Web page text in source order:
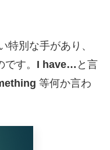
特別な手があり、
す。 I have… と言
等何か言わ